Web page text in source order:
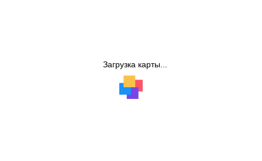
Загрузка карты...